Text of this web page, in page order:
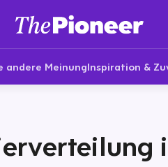
andere MeinungInspiration &